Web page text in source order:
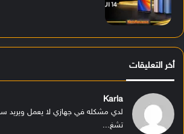
أخر التعليقات
Karla
لدي مشكله في جهازي لا يعمل ويريد
تشغ...